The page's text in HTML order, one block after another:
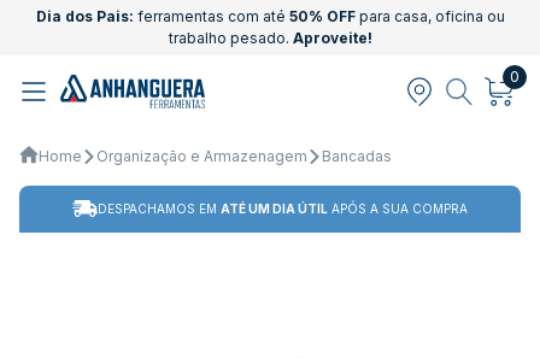
Dia dos Pais: ferramentas com até 50% OFFpara casa, oficina ou
trabalho pesado. Aproveite!
0
Home Organização e Armazenagem Bancadas
DESPACHAMOS EM ATÉ UM DIA ÚTIL APÓS A SUA COMPRA